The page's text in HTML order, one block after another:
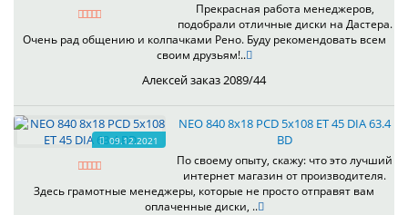
Прекрасная работа менеджеров,
подобрали отличные диски на Дастера.
Очень рад общению и колпачками Рено. Буду рекомендовать всем
своим друзьям!..
Алексей заказ 2089/44
09.12.2021
NEO 840 8x18 PCD 5x108 ET 45 DIA 63.4
BD
По своему опыту, скажу: что это лучший
интернет магазин от производителя.
Здесь грамотные менеджеры, которые не просто отправят вам
оплаченные диски, ..